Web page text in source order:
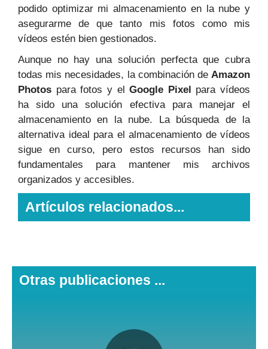
podido optimizar mi almacenamiento en la nube y
asegurarme de que tanto mis fotos como mis
vídeos estén bien gestionados.
Aunque no hay una solución perfecta que cubra
todas mis necesidades, la combinación de Amazon
Photos para fotos y elGoogle Pixel
para vídeos
ha sido una solución efectiva para manejar el
almacenamiento en la nube. La búsqueda de la
alternativa ideal para el almacenamiento de vídeos
sigue en curso, pero estos recursos han sido
fundamentales para mantener mis archivos
organizados y accesibles.
Artículos relacionados...
Otras publicaciones ...